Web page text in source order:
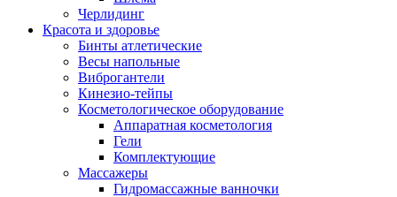
Черлидинг
Красота и здоровье
Бинты атлетические
Весы напольные
Виброгантели
Кинезио-тейпы
Косметологическое оборудование
Аппаратная косметология
Гели
Комплектующие
Массажеры
Гидромассажные ванночки